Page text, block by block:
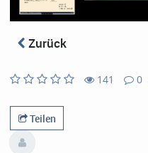
Zurück
141
views
0
Kommentare
likes
favorites
Teilen